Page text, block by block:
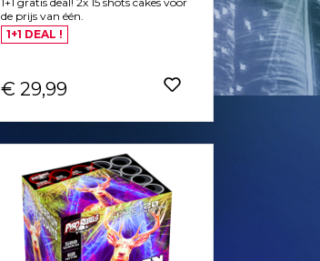
de prijs van één.
1+1 DEAL !
€ 29,99